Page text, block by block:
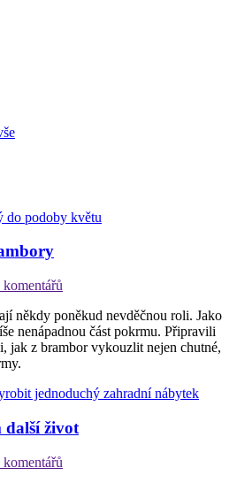
komentářů
někdy poněkud nevděčnou roli. Jako
nenápadnou část pokrmu. Připravili
jak z brambor vykouzlit nejen chutné,
další život
komentářů